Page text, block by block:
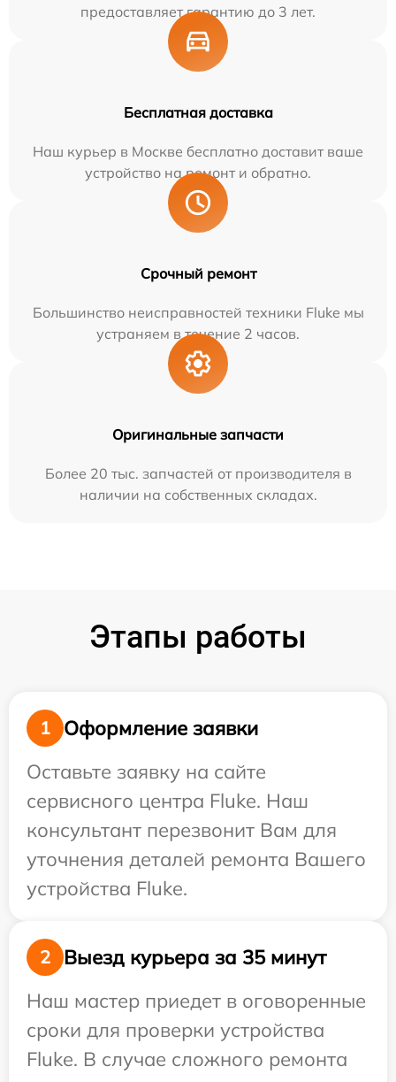
предоставляет гарантию до 3 лет.
Бесплатная доставка
Наш курьер в Москве бесплатно доставит ваше
устройство на ремонт и обратно.
Срочный ремонт
Большинство неисправностей техники Fluke мы
устраняем в течение 2 часов.
Оригинальные запчасти
Более 20 тыс. запчастей от производителя в
наличии на собственных складах.
Этапы работы
1
Оформление заявки
Оставьте заявку на сайте
сервисного центра Fluke. Наш
консультант перезвонит Вам для
уточнения деталей ремонта Вашего
устройства Fluke.
2
Выезд курьера за 35 минут
Наш мастер приедет в оговоренные
сроки для проверки устройства
Fluke. В случае сложного ремонта